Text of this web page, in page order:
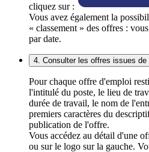
cliquez sur :
Vous avez également la
« classement » des offres :
par date.
4. Consulter les offres issues de
Pour chaque offre d'emploi
l'intitulé du poste, le lieu de
durée de travail, le nom de
premiers caractères du
publication de l'offre.
Vous accédez au détail d'une
ou sur le logo sur la gauche.